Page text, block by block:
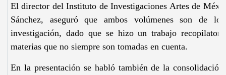
El director del Instituto de Investigaciones Artes de
Sánchez, aseguró que ambos volúmenes son de
investigación, dado que se hizo un trabajo
materias que no siempre son tomadas en cuenta.
En la presentación se habló también de la